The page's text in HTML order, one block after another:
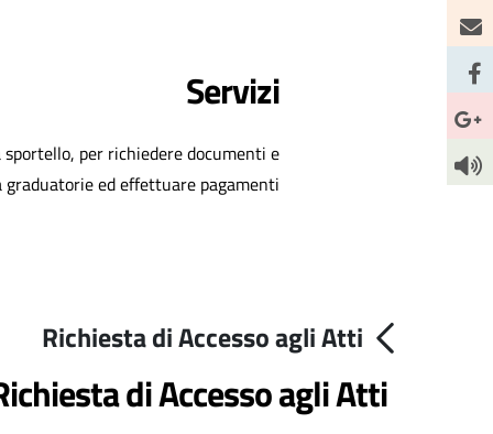
Servizi
per richiedere documenti e
ed effettuare pagamenti.
Richiesta di Accesso agli Atti
di Accesso agli Atti